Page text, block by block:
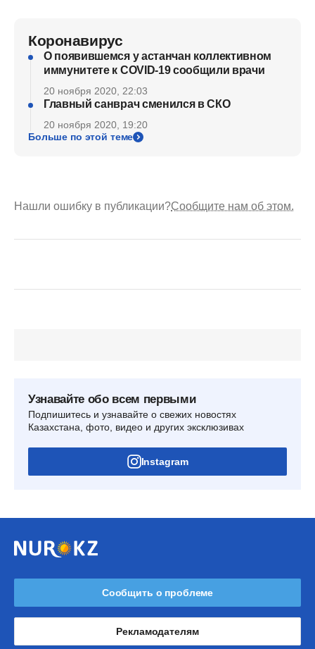
Коронавирус
О появившемся у астанчан коллективном
иммунитете к COVID-19 сообщили врачи
20 ноября 2020, 22:03
Главный санврач сменился в СКО
20 ноября 2020, 19:20
Больше по этой теме
Нашли ошибку в публикации?Сообщите нам об этом.
Узнавайте обо всем первыми
Подпишитесь и узнавайте о свежих новостях
Казахстана, фото, видео и других эксклюзивах
Instagram
Сообщить о проблеме
Рекламодателям